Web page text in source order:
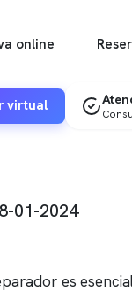
online
virtual
01-2024
es